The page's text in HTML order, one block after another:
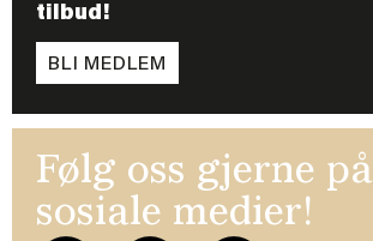
tilbud!
BLI MEDLEM
Følg oss gjerne på
sosiale medier!